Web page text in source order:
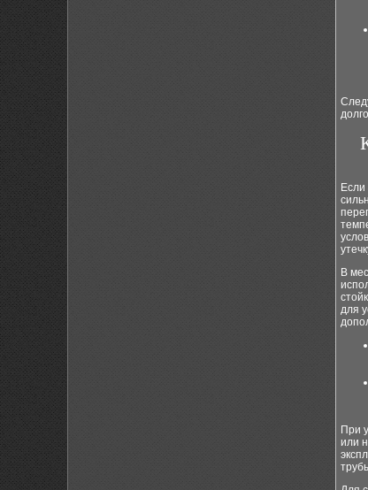
Если
В
для
При
или